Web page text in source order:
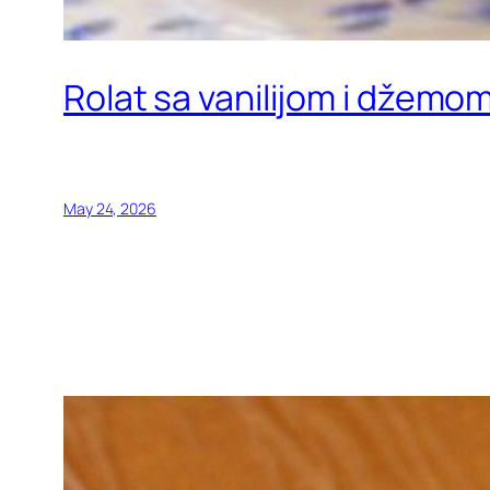
Rolat sa vanilijom i
May 24, 2026